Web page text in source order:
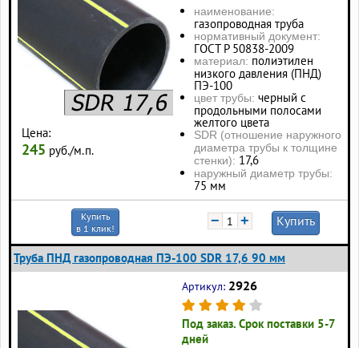
Цена:
245 руб./м.п.
наименование:
газопроводная труба
нормативный документ:
ГОСТ Р 50838-2009
материал: полиэтилен
низкого давления (ПНД)
ПЭ-100
цвет трубы: черный с
продольными полосами
желтого цвета
SDR (отношение наружного
диаметра трубы к толщине
стенки): 17,6
наружный диаметр трубы:
75 мм
Купить
в 1 клик!
− + Купить
Труба ПНД газопроводная ПЭ-100 SDR 17,6 90 мм
Артикул: 2926
Под заказ. Срок поставки 5-7
дней